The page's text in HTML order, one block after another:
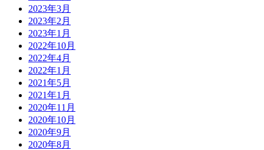
2023年3月
2023年2月
2023年1月
2022年10月
2022年4月
2022年1月
2021年5月
2021年1月
2020年11月
2020年10月
2020年9月
2020年8月